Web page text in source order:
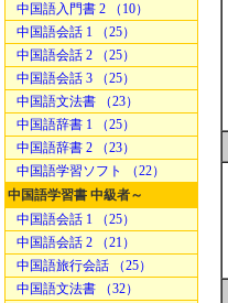
中国語入門書 2 （10）
中国語会話 1 （25）
中国語会話 2 （25）
中国語会話 3 （25）
中国語文法書 （23）
中国語辞書 1 （25）
中国語辞書 2 （23）
中国語学習ソフト （22）
中国語学習書 中級者～
中国語会話 1 （25）
中国語会話 2 （21）
中国語旅行会話 （25）
中国語文法書 （32）